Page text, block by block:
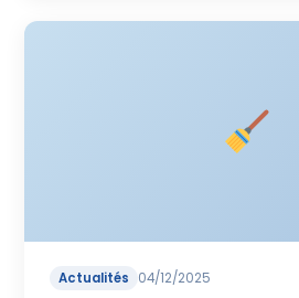
Actualités 04/12/2025